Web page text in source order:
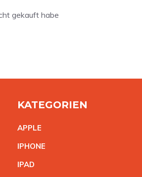
gekauft habe
KATEGORIEN
APPLE
IPHONE
IPAD